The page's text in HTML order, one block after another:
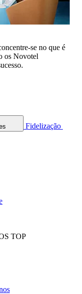
se no que é
os Novotel
Fidelização
TOP